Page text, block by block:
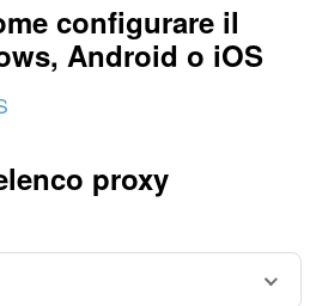
configurare il
Android o iOS
proxy